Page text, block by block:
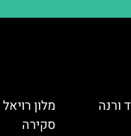
סקירה